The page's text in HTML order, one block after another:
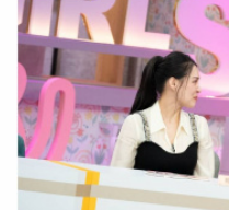
直衝天空，救援船隻在混
故發生後，佛州魚類與野
and Wildlife Conservation
查，並對涉事船隻進行全
詞。調查方向包括燃料或
機械故障或安全規範違反
切原因，但初步懷疑仍集
件也再度引發對南佛羅里
的第一印象，便是她當年
好我叫『柳翰雅』，柳是
水、雅是文雅的雅。」浮
抱怨：「討厭鬼來了！」
變成了最好的摯友，阿雅
「阿雅」，其實最初就是
觀眾穿梭校園走廊，更勇
揭開大明星們當年的青澀